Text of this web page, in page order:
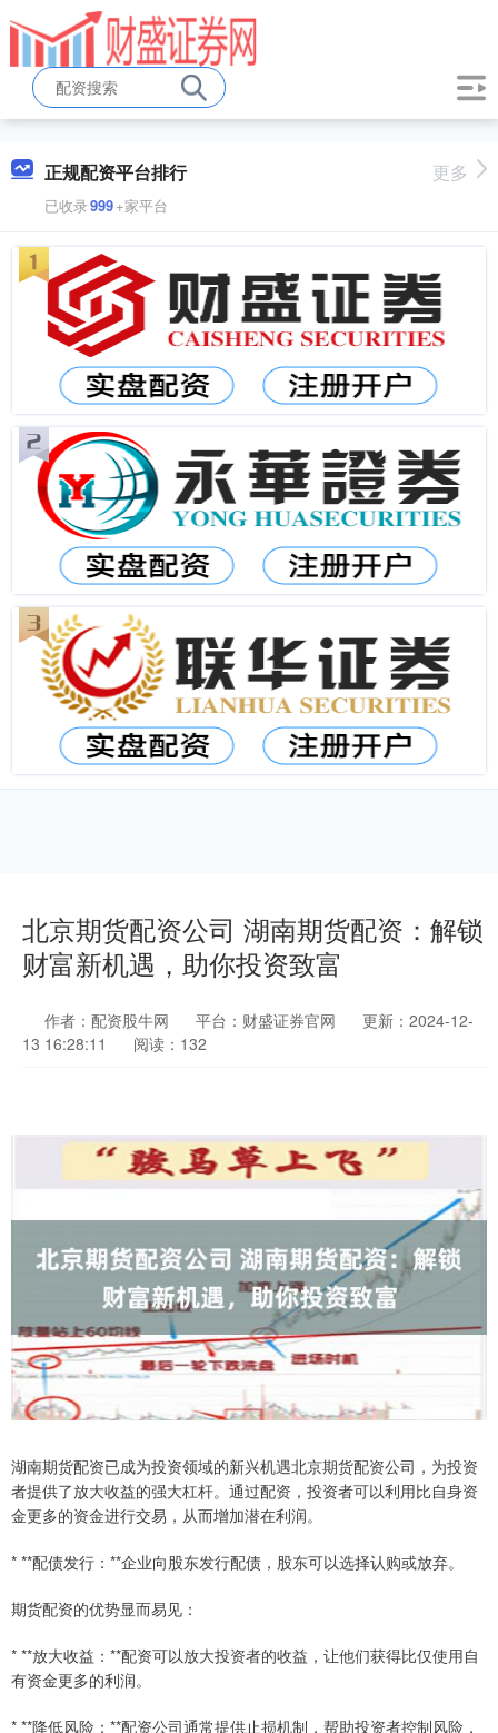
正规配资平台排行
已收录999+家平台
更多
北京期货配资公司 湖南期货配资：解锁
财富新机遇，助你投资致富
作者：配资股牛网 平台：财盛证券官网
更新：2024-12-
13 16:28:11
阅读：132
湖南期货配资已成为投资领域的新兴机遇北京期货配资公司，为投资
者提供了放大收益的强大杠杆。通过配资，投资者可以利用比自身资
金更多的资金进行交易，从而增加潜在利润。
* **配债发行：**企业向股东发行配债，股东可以选择认购或放弃。
期货配资的优势显而易见：
* **放大收益：**配资可以放大投资者的收益，让他们获得比仅使用自
有资金更多的利润。
* **降低风险：**配资公司通常提供止损机制，帮助投资者控制风险，